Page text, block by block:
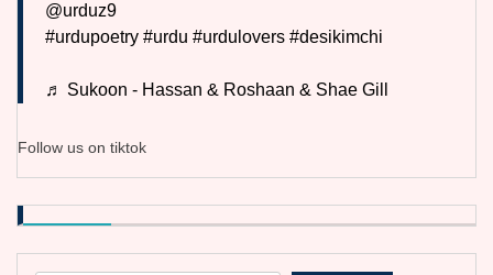
@urduz9
#urdupoetry #urdu #urdulovers #desikimchi
♬ Sukoon - Hassan & Roshaan & Shae Gill
Follow us on tiktok